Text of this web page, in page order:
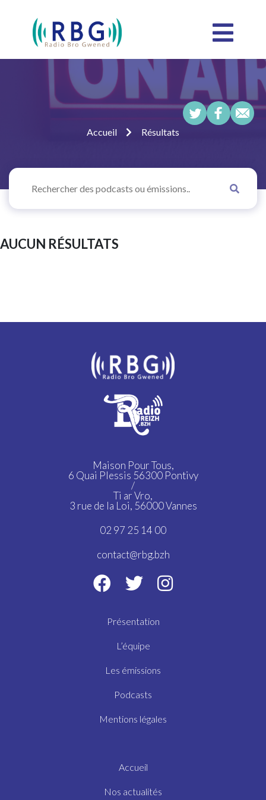
Accueil Résultats
AUCUN RÉSULTATS
Maison Pour Tous,
6 Quai Plessis 56300 Pontivy
/
Ti ar Vro,
3 rue de la Loi, 56000 Vannes
02 97 25 14 00
contact@rbg.bzh
Présentation
L’équipe
Les émissions
Podcasts
Mentions légales
Accueil
Nos actualités